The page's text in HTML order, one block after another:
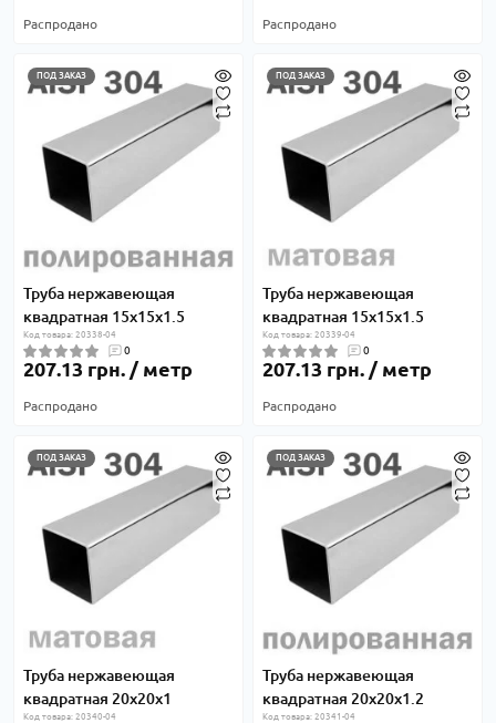
Распродано Распродано
ПОД ЗАКАЗ
Труба нержавеющая
квадратная 15х15х1.5
Код товара: 20338-04
0
207.13 грн. / метр
Распродано
ПОД ЗАКАЗ
Труба нержавеющая
квадратная 15х15х1.5
Код товара: 20339-04
0
207.13 грн. / метр
Распродано
ПОД ЗАКАЗ
Труба нержавеющая
квадратная 20х20х1
Код товара: 20340-04
ПОД ЗАКАЗ
Труба нержавеющая
квадратная 20х20х1.2
Код товара: 20341-04